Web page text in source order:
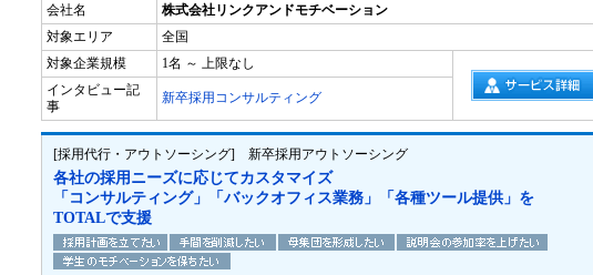
会社名
株式会社リンクアンドモチベーション
対象エリア
全国
対象企業規模
1名 ～ 上限なし
インタビュー記
事
新卒採用コンサルティング
[採用代行・アウトソーシング] 新卒採用アウトソーシング
各社の採用ニーズに応じてカスタマイズ
「コンサルティング」「バックオフィス業務」「各種ツール提供」を
TOTALで支援